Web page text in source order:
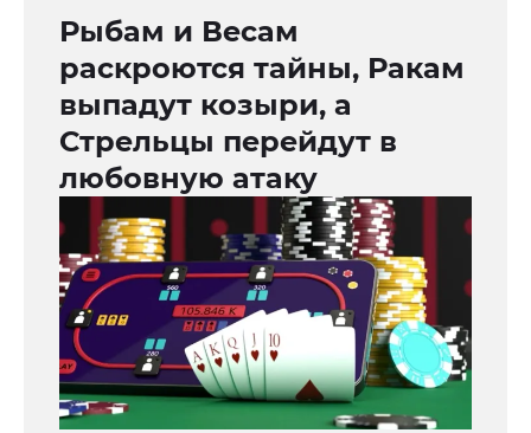
Рыбам и Весам
раскроются тайны, Ракам
выпадут козыри, а
Стрельцы перейдут в
любовную атаку